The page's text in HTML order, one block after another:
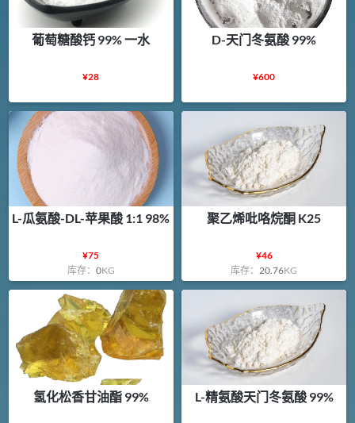
葡萄糖酸钙 99% 一水
¥28
D-天门冬氨酸 99%
¥600
L-瓜氨酸-DL-苹果酸 1:1 98%
¥75
库存： 0KG
聚乙烯吡咯烷酮 K25
¥46
库存： 20.76KG
氢化松香甘油酯 99% L-精氨酸天门冬氨酸 99%